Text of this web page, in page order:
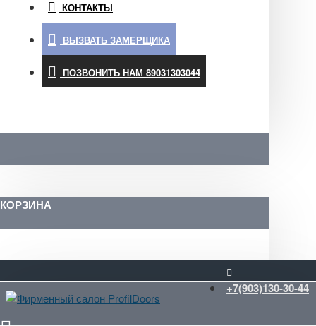
КОНТАКТЫ
ВЫЗВАТЬ ЗАМЕРЩИКА
ПОЗВОНИТЬ НАМ 89031303044
КОРЗИНА
+7(903)130-30-44